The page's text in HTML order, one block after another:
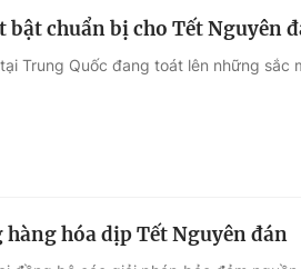
chuẩn bị cho Tết Nguyên
Trung Quốc đang toát lên những sắc
hóa dịp Tết Nguyên đán